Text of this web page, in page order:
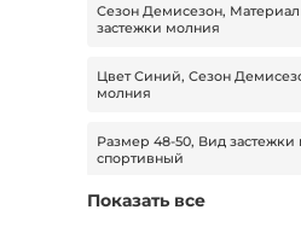
Сезон Демисезон,
застежки молния
Цвет Синий, Сезон
молния
Размер 48-50, Вид застежки
спортивный
Размер 48-50, Стиль
Показать все